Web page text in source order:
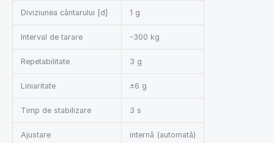
Diviziunea cântarului [d] 1 g
Interval de tarare -300 kg
Repetabilitate 3 g
Liniaritate ±6 g
Timp de stabilizare 3 s
Ajustare internă (automată)